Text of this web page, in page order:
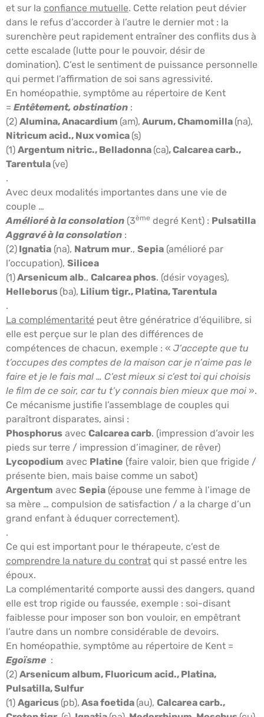
et sur la confiance mutuelle. Cette relation peut dévier
dans le refus d’accorder à l’autre le dernier mot : la
surenchère peut rapidement entraîner des conflits dus à
cette escalade (lutte pour le pouvoir, désir de
domination). C’est le sentiment de puissance personnelle
qui permet l’affirmation de soi sans agressivité.
En homéopathie, symptôme au répertoire de Kent
= Entêtement, obstination :
(2) Alumina, Anacardium (am), Aurum, Chamomilla (na),
Nitricum acid., Nux vomica (s)
(1) Argentum nitric., Belladonna (ca), Calcarea carb.,
Tarentula (ve)
.
Avec deux modalités importantes dans une vie de
couple …
Amélioré à la consolation (3ème degré Kent) : Pulsatilla
Aggravé à la consolation :
(2) Ignatia (na), Natrum mur., Sepia (amélioré par
l’occupation), Silicea
(1)Arsenicum alb., Calcarea phos. (désir voyages),
Helleborus (ba), Lilium tigr., Platina, Tarentula
.
La complémentarité peut être génératrice d’équilibre, si
elle est perçue sur le plan des différences de
compétences de chacun, exemple : « J’accepte que tu
t’occupes des comptes de la maison car je n’aime pas le
faire et je le fais mal … C’est mieux si c’est toi qui choisis
le film de ce soir, car tu t’y connais bien mieux que moi ».
Ce mécanisme justifie l’assemblage de couples qui
paraîtront disparates, ainsi :
Phosphorus avec Calcarea carb. (impression d’avoir les
pieds sur terre / impression d’imaginer, de rêver)
Lycopodium avec Platine (faire valoir, bien que frigide /
présente bien, mais baise comme un sabot)
Argentum avec Sepia (épouse une femme à l’image de
sa mère … compulsion de satisfaction / a la charge d’un
grand enfant à éduquer correctement).
.
Ce qui est important pour le thérapeute, c’est de
comprendre la nature du contrat qui st passé entre les
époux.
La complémentarité comporte aussi des dangers, quand
elle est trop rigide ou faussée, exemple : soi-disant
faiblesse pour imposer son bon vouloir, en empêtrant
l’autre dans un nombre considérable de devoirs.
En homéopathie, symptôme au répertoire de Kent =
Egoïsme :
(2) Arsenicum album, Fluoricum acid., Platina,
Pulsatilla, Sulfur
(1) Agaricus (pb), Asa foetida (au), Calcarea carb.,